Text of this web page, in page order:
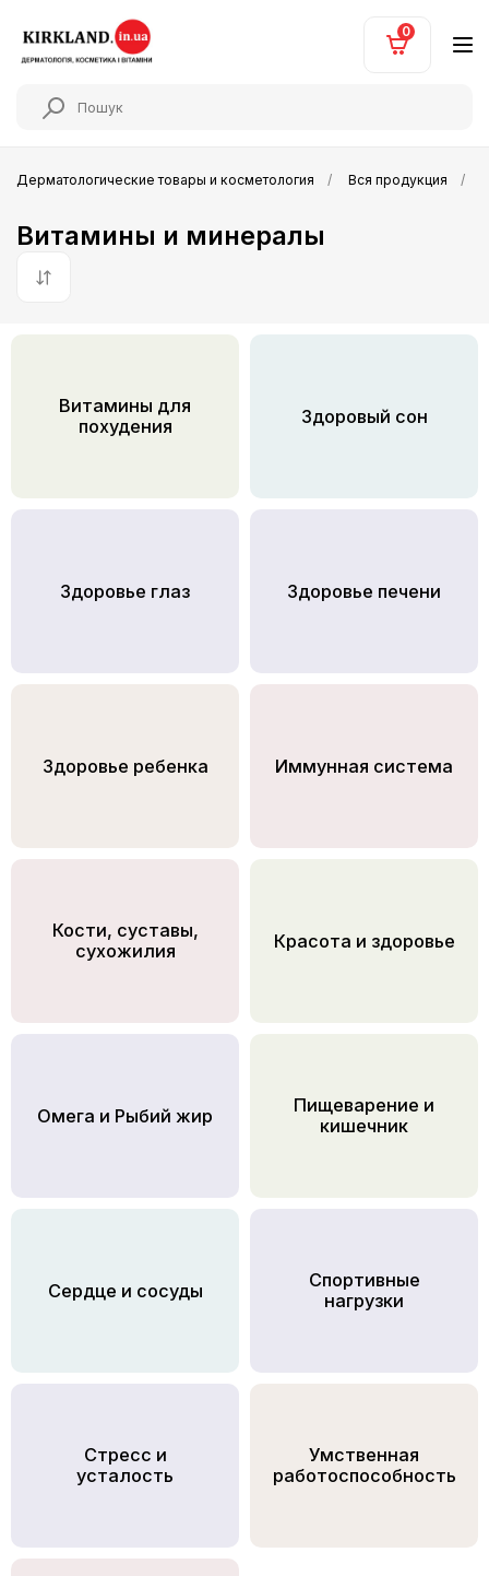
0
Дерматологические товары и косметология Вся продукция
Витамины и минералы
По умолчанию
Витамины для
похудения
Здоровый сон
Здоровье глаз Здоровье печени
Здоровье ребенка Иммунная система
Кости, суставы,
сухожилия
Красота и здоровье
Омега и Рыбий жир
Пищеварение и
кишечник
Сердце и сосуды
Спортивные
нагрузки
Стресс и
усталость
Умственная
работоспособность